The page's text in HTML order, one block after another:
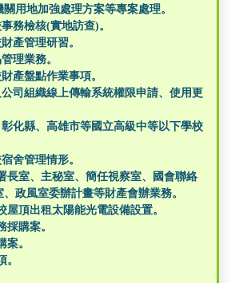
用地加強處理方案等專案處理。
務檢核(實地訪查)。
產管理研習。
理業務。
產盤點作業事項。
司組織線上傳輸系統權限申請、使用更
化縣、高雄市等國立高級中等以下學校
舍管理情形。
長室、主秘室、簡任視察室、國會聯絡
政風室委辦計畫等財產會辦業務。
屋頂出租太陽能光電設備設置。
採購案。
案。
。